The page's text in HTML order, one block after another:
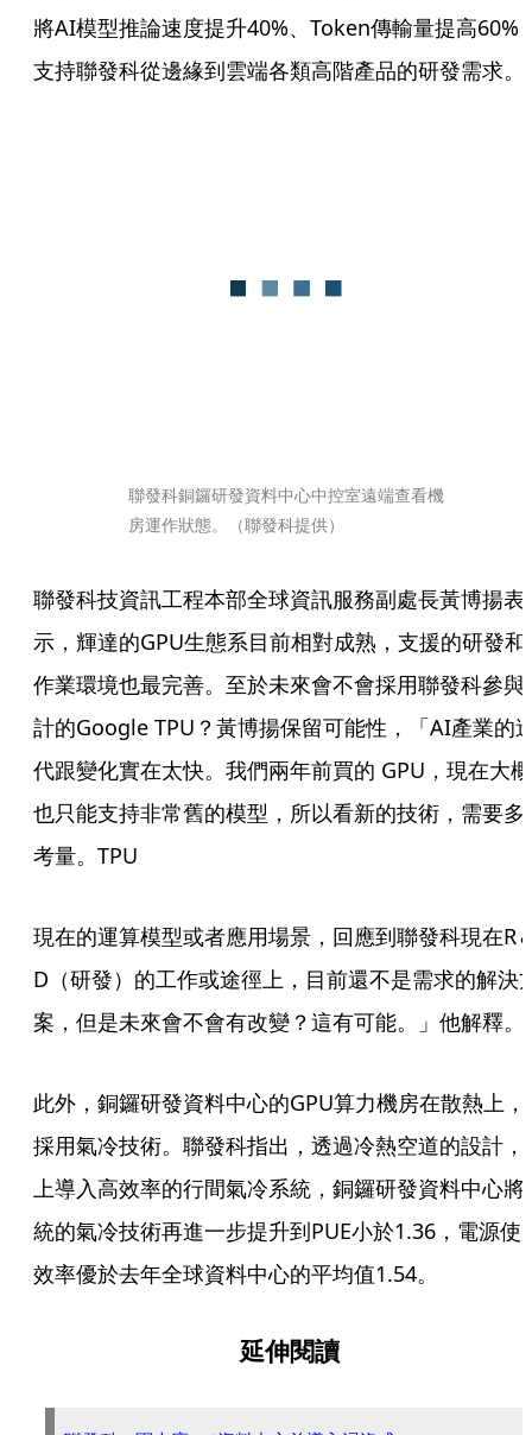
將AI模型推論速度提升40%、Token傳輸量提高60%
支持聯發科從邊緣到雲端各類高階產品的研發需求。
聯發科銅鑼研發資料中心中控室遠端查看機
房運作狀態。（聯發科提供）
聯發科技資訊工程本部全球資訊服務副處長黃博揚表
示，輝達的GPU生態系目前相對成熟，支援的研發和
作業環境也最完善。至於未來會不會採用聯發科參與
計的Google TPU？黃博揚保留可能性，「AI產業的
代跟變化實在太快。我們兩年前買的 GPU，現在大概
也只能支持非常舊的模型，所以看新的技術，需要多
考量。TPU
現在的運算模型或者應用場景，回應到聯發科現在R
D（研發）的工作或途徑上，目前還不是需求的解決
案，但是未來會不會有改變？這有可能。」他解釋。
此外，銅鑼研發資料中心的GPU算力機房在散熱上，
採用氣冷技術。聯發科指出，透過冷熱空道的設計，
上導入高效率的行間氣冷系統，銅鑼研發資料中心將
統的氣冷技術再進一步提升到PUE小於1.36，電源使
效率優於去年全球資料中心的平均值1.54。
延伸閱讀